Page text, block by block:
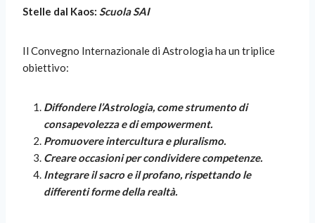
Stelle dal Kaos: Scuola SAI
Il Convegno Internazionale di Astrologia ha un triplice
obiettivo:
Diffondere l’Astrologia, come strumento di
consapevolezza e di empowerment.
Promuovere intercultura e pluralismo.
Creare occasioni per condividere competenze.
Integrare il sacro e il profano, rispettando le
differenti forme della realtà.